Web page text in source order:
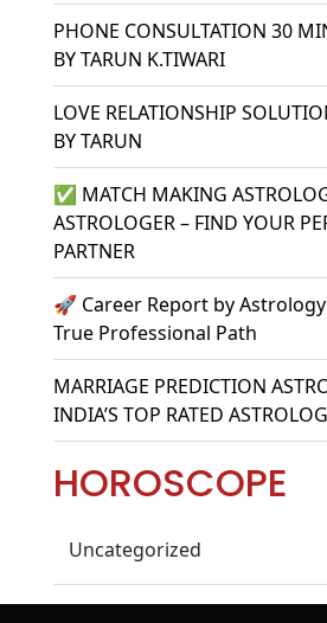
PHONE CONSULTATION 30
BY TARUN K.TIWARI
LOVE RELATIONSHIP
BY TARUN
✅ MATCH MAKING
ASTROLOGER – FIND YOUR
PARTNER
🚀 Career Report by
True Professional Path
MARRIAGE PREDICTION
INDIA’S TOP RATED
HOROSCOPE
Uncategorized